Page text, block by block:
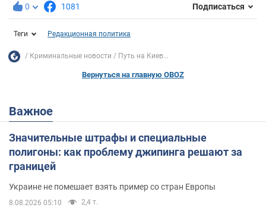
0 1081 Подписаться
Теги Редакционная политика
Криминальные новости Путь на Киев...
Вернуться на главную OBOZ
Важное
Значительные штрафы и специальные
полигоны: как проблему джипинга решают за
границей
Украине не помешает взять пример со стран Европы
8.08.2026 05:10 2,4 т.